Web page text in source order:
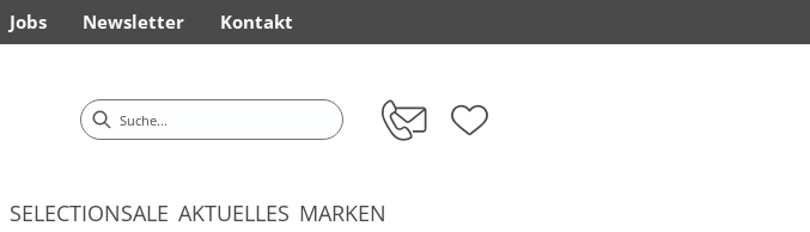
Jobs Newsletter Kontakt
SELECTIONSALE AKTUELLES MARKEN